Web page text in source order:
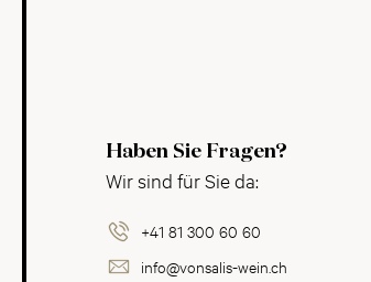
Haben Sie Fragen?
Wir sind für Sie da:
+41 81 300 60 60
info@vonsalis-wein.ch